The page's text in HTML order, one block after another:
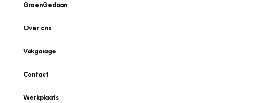
GroenGedaan
Over ons
Vakgarage
Contact
Werkplaats